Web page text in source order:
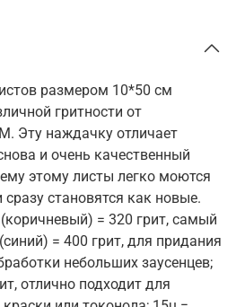
размером 10*50 см
гритности от
Эту наждачку отличает
и очень качественный
этому листы легко моются
становятся как новые.
(коричневый) = 320 грит, самый
= 400 грит, для придания
небольших заусенцев;
отлично подходит для